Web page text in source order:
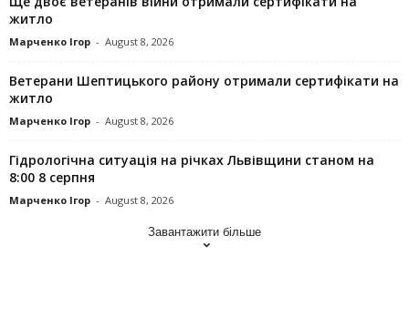
житло
Марченко Ігор - August 8, 2026
Ветерани Шептицького району отримали сертифікати на
житло
Марченко Ігор - August 8, 2026
Гідрологічна ситуація на річках Львівщини станом на
8:00 8 серпня
Марченко Ігор - August 8, 2026
Завантажити більше